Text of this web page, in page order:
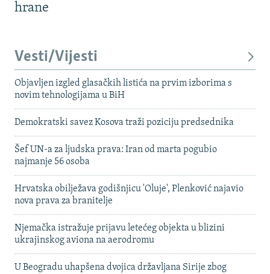
hrane
Vesti/Vijesti
Objavljen izgled glasačkih listića na prvim izborima s
novim tehnologijama u BiH
Demokratski savez Kosova traži poziciju predsednika
Šef UN-a za ljudska prava: Iran od marta pogubio
najmanje 56 osoba
Hrvatska obilježava godišnjicu 'Oluje', Plenković najavio
nova prava za branitelje
Njemačka istražuje prijavu letećeg objekta u blizini
ukrajinskog aviona na aerodromu
U Beogradu uhapšena dvojica državljana Sirije zbog